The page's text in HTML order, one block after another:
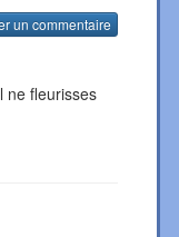
un commentaire
ne fleurisses